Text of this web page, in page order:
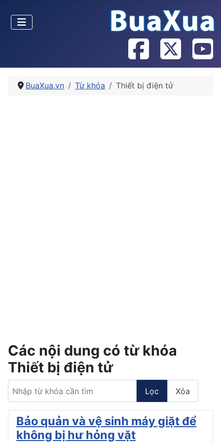
BuaXua.vn Từ khóa Thiết bị điện tử
Các nội dung có từ khóa
Thiết bị điện tử
Nhập từ khóa cần tìm
Lọc Xóa
Bảo quản và vệ sinh máy giặt để
không bị hư hỏng vặt